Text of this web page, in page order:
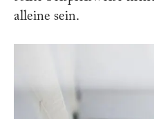
alleine sein.